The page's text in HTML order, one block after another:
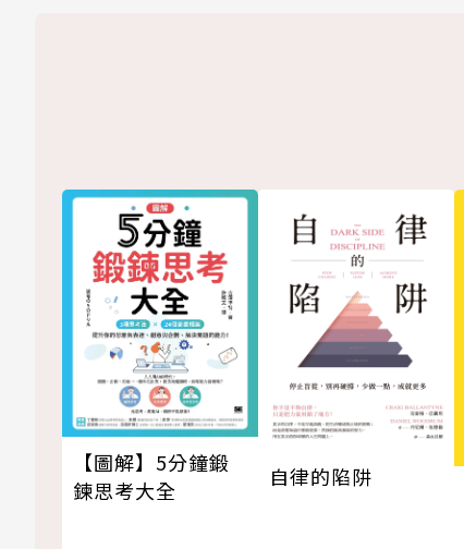
【圖解】5分鐘鍛
鍊思考大全
自律的陷阱